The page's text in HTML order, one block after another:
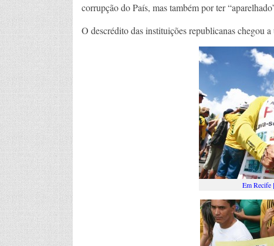
corrupção do País, mas também por ter
O descrédito das instituições republicanas chegou
Em